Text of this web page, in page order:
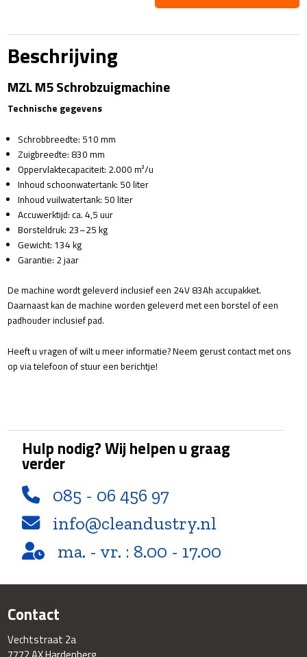
Schrobzuigmachine
Beschrijving
MZL M5 Schrobzuigmachine
Technische gegevens
Schrobbreedte: 510 mm
Zuigbreedte: 830 mm
Oppervlaktecapaciteit: 2.000 m²/u
Inhoud schoonwatertank: 50 liter
Inhoud vuilwatertank: 50 liter
Accuwerktijd: ca. 4,5 uur
Borsteldruk: 23–25 kg
Gewicht: 134 kg
Garantie: 2 jaar
De machine wordt geleverd inclusief een 24V 83Ah accupakket.
Daarnaast kan de machine worden geleverd met een borstel of een
padhouder inclusief pad.
Heeft u vragen of wilt u meer informatie? Neem gerust contact met ons
op via telefoon of stuur een berichtje!
Hulp nodig? Wij helpen u graag
verder
085 - 06 456 97
info@cleandustry.nl
ma. - vr. : 8.00 - 17.00
Contact
Vechtstraat 2a